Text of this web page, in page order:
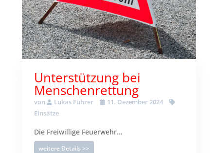
Unterstützung bei
Menschenrettung
von Lukas Führer
11. Dezember 2024
Einsätze
Die Freiwillige Feuerwehr…
weitere Details >>